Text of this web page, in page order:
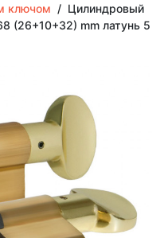
ключом / Цилиндровый
(26+10+32) mm латунь 5